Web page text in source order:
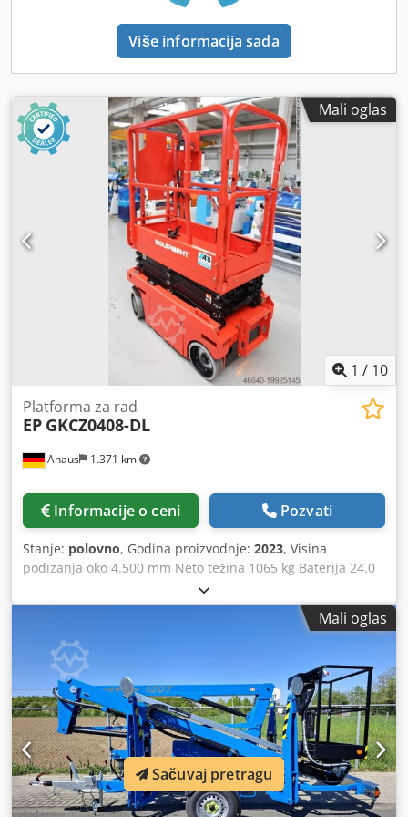
napajanje omogućava čist i efikasan rad, dok vučena
izvedba olakšava i čini transport isplativim. Mašina je nova,
CE sertifikovana i dostupna odmah na lageru u Sittardu,
Holandija. === ISPORUKA === Utovar kranom moguć na
upit za nesmetan transport. Fleksibilne opcije isporuke u
zavisnosti od destinacije. Kompletan transport može
profesionalno organizovati logistički tim kompanije Collé
Rental & Sales.
odabrano iz pouzdanih izvora sa proverljivom istorijom CE
sertifikat i potpuna dokumentacija uključeni Spremna za
trenutni transport i korišćenje Detaljna tehnička
– potpuno proverena, servisirana i testirana od strane
sertifikovanih stručnjaka. Pregled moguć na zahtev. ===
LOKACIJA I CENA === Lokacija: Sittard, Holandija. Moguća
isporuka širom sveta. Cena na upit, EXW / plus PDV.
Pouzdana mašina sa kompletnom dokumentacijom i
profesionalnom tehničkom podrškom. Iskoristite jednu od
najvećih ponuda novih i polovnih mašina u Evropi. Sve
mašine su potpuno proverene, CE-sertifikovane i odmah
spremne za rad. Rezervni delovi i profesionalna podrška
dostupni na zahtev. === ISPORUKA === Fleksibilne opcije
isporuke, prilagođene vašoj destinaciji i logističkim
zahtevima. Kompletnu organizaciju transporta
profesionalno preuzima logistički tim kompanije Collé
Više informacija sada
Mali oglas
1 / 10
Ahaus 1.371 km
Platforma za rad
EP GKCZ0408-DL
Informacije o ceni Pozvati
Stanje: polovno, Godina proizvodnje: 2023, Visina
podizanja oko 4.500 mm Neto težina 1065 kg Baterija 24.0
V električni bum lift kao NOVO sa samo oko 10 radnih sati
(!!) Opremu: - Mobilni električni makaze lift - Za rad na
velikim visinama Crsdjxacf Hopfx Anmsf - Brz i jednostavan
pristup višim radnim područjima - Velika radna površina -
Elektrohidraulični podešavanje visine podizanja
(beskonačno promenljivo) - Rad šasije + jarbola bez napora
preko džojstika * alternativno sa zemlje - Šasija nudi
visoku mobilnost i stabilnost - Kabl za punjenje uključen
Mali oglas
Sačuvaj pretragu